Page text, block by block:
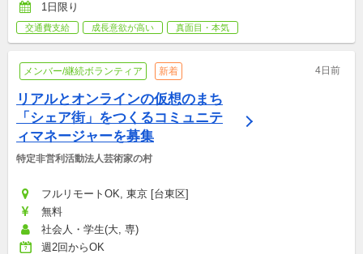
1日限り
交通費支給 成長意欲が高い 真面目・本気
メンバー/継続ボランティア 新着 4日前
リアルとオンラインの仮想のまち
「シェア街」をつくるコミュニテ
ィマネージャーを募集
特定非営利活動法人芸術家の村
フルリモートOK, 東京 [台東区]
無料
社会人・学生(大, 専)
週2回からOK